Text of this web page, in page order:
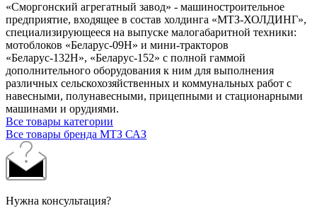
«Сморгонский агрегатный завод» - машиностроительное
предприятие, входящее в состав холдинга «МТЗ-ХОЛДИНГ»,
специализирующееся на выпуске малогабаритной техники:
мотоблоков «Беларус-09Н» и мини-тракторов
«Беларус-132Н», «Беларус-152» с полной гаммой
дополнительного оборудования к ним для выполнения
различных сельскохозяйственных и коммунальных работ с
навесными, полунавесными, прицепными и стационарными
машинами и орудиями.
Все товары категории
Все товары бренда МТЗ САЗ
Нужна консультация?